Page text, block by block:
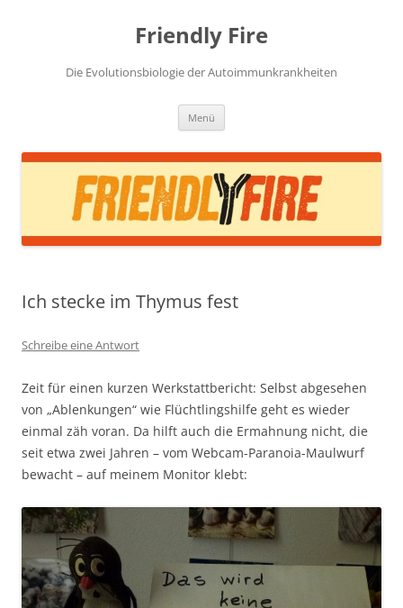
Friendly Fire
Die Evolutionsbiologie der Autoimmunkrankheiten
Menü
Ich stecke im Thymus fest
Schreibe eine Antwort
Zeit für einen kurzen Werkstattbericht: Selbst abgesehen
von „Ablenkungen“ wie Flüchtlingshilfe geht es wieder
einmal zäh voran. Da hilft auch die Ermahnung nicht, die
seit etwa zwei Jahren – vom Webcam-Paranoia-Maulwurf
bewacht – auf meinem Monitor klebt: